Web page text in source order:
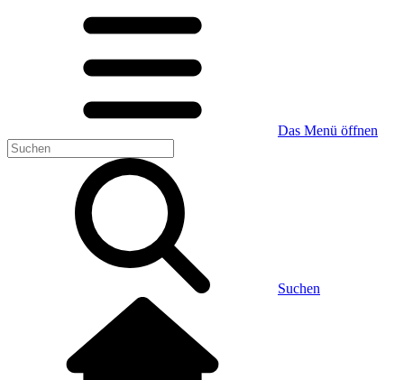
Das Menü öffnen
Suchen